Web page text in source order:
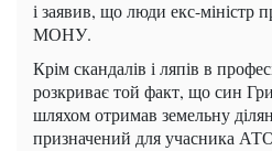
і заявив, що люди екс-міністр
МОНУ.
Крім скандалів і ляпів в
розкриває той факт, що син
шляхом отримав земельну
призначений для учасника